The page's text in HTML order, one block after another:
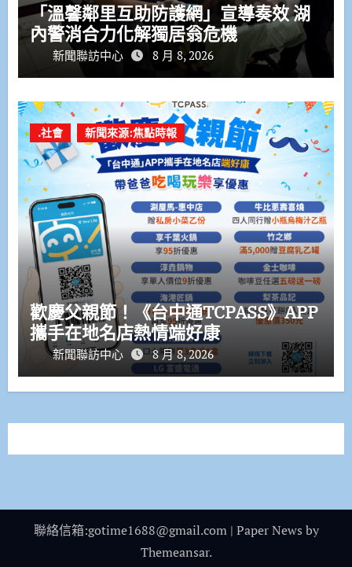
「溫馨鄰里互助防護網」宣導奏效 湖
內警消合力化解獨居翁危機
新聞聯訪中心 8 月 8, 2026
.社會 新聞來源:焦點時報
歡慶父親節！《台中通TCPASS》APP
攜手在地名店熱情端好康
新聞聯訪中心 8 月 8, 2026
聯絡信箱:gotime1688@gmail.com | Paper News by
Themeansar.